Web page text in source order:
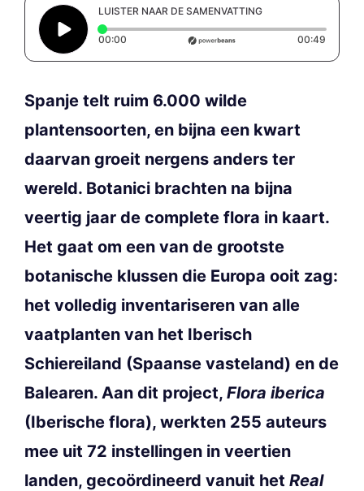
LUISTER NAAR DE SAMENVATTING
00:00 Elapsed time: 0 seconds 00:49
Spanje telt ruim 6.000 wilde
plantensoorten, en bijna een kwart
daarvan groeit nergens anders ter
wereld. Botanici brachten na bijna
veertig jaar de complete flora in kaart.
Het gaat om een van de grootste
botanische klussen die Europa ooit zag:
het volledig inventariseren van alle
vaatplanten van het Iberisch
Schiereiland (Spaanse vasteland) en de
Balearen. Aan dit project, Flora iberica
(Iberische flora), werkten 255 auteurs
mee uit 72 instellingen in veertien
landen, gecoördineerd vanuit het Real